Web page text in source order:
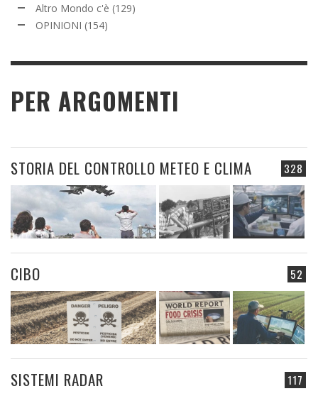
Altro Mondo c'è (129)
OPINIONI (154)
PER ARGOMENTI
328
STORIA DEL CONTROLLO METEO E CLIMA
52
CIBO
117
SISTEMI RADAR